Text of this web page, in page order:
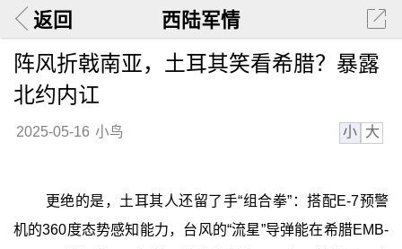
返回 西陆军情
阵风折戟南亚，土耳其笑看希腊？暴露
北约内讧
2025-05-16 小鸟 小 大
更绝的是，土耳其人还留了手“组合拳”：搭配E-7预警
机的360度态势感知能力，台风的“流星”导弹能在希腊EMB-